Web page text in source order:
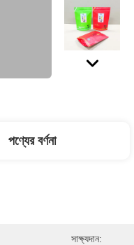
পণ্যের বর্ণনা
সাক্ষ্যদান: